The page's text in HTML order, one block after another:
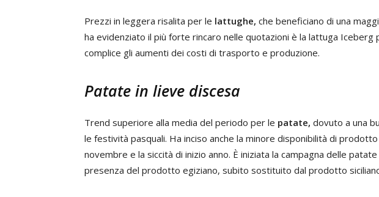
Prezzi in leggera risalita per le lattughe, che beneficiano di una
ha evidenziato il più forte rincaro nelle quotazioni è la lattuga Iceberg
complice gli aumenti dei costi di trasporto e produzione.
Patate in lieve discesa
Trend superiore alla media del periodo per le patate, dovuto a una
le festività pasquali. Ha inciso anche la minore disponibilità di
novembre e la siccità di inizio anno. È iniziata la campagna delle
presenza del prodotto egiziano, subito sostituito dal prodotto